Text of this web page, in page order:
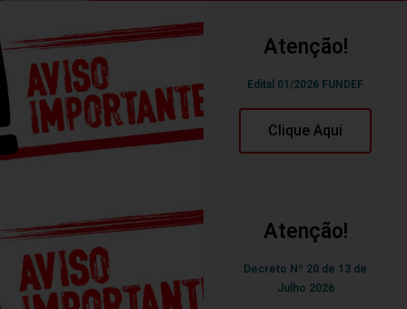
Atenção!
Edital 01/2026 FUNDEF
Clique Aqui
Atenção!
Decreto Nº 20 de 13 de
Julho 2026